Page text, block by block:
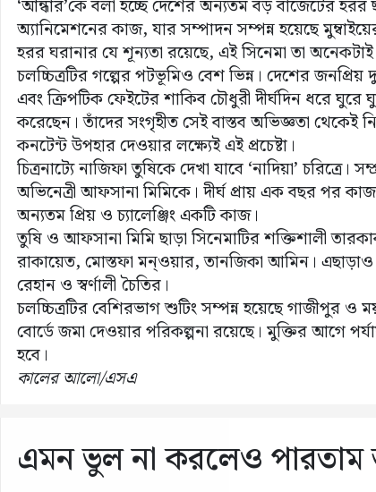
‘আন্ধার’কে বলা হচ্ছে দেশের অন্যতম বড় বাজেটের
অ্যানিমেশনের কাজ, যার সম্পাদন সম্পন্ন হয়েছে
হরর ঘরানার যে শূন্যতা রয়েছে, এই সিনেমা তা
চলচ্চিত্রটির গল্পের পটভূমিও বেশ ভিন্ন। দেশের
এবং ক্রিপটিক ফেইটের শাকিব চৌধুরী দীর্ঘদিন ধরে
করেছেন। তাঁদের সংগৃহীত সেই বাস্তব অভিজ্ঞতা থেকেই
কনটেন্ট উপহার দেওয়ার লক্ষ্যেই এই প্রচেষ্টা।
চিত্রনাট্যে নাজিফা তুষিকে দেখা যাবে ‘নাদিয়া’ চরিত্রে।
অভিনেত্রী আফসানা মিমিকে। দীর্ঘ প্রায় এক বছর পর
অন্যতম প্রিয় ও চ্যালেঞ্জিং একটি কাজ।
তুষি ও আফসানা মিমি ছাড়া সিনেমাটির শক্তিশালী
রাকায়েত, মোস্তফা মন্ওয়ার, তানজিকা আমিন।
রেহান ও স্বর্ণালী চৈতির।
চলচ্চিত্রটির বেশিরভাগ শুটিং সম্পন্ন হয়েছে গাজীপুর ও
বোর্ডে জমা দেওয়ার পরিকল্পনা রয়েছে। মুক্তির আগে
হবে।
কালের আলো/এসএ
এমন ভুল না করলেও পারতাম